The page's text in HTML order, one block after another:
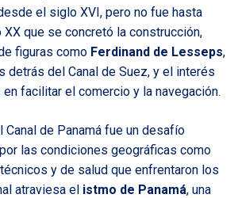
el siglo XVI, pero no fue hasta
que se concretó la construcción,
figuras como Ferdinand de Lesseps,
detrás del Canal de Suez, y el interés
facilitar el comercio y la navegación.
Canal de Panamá fue un desafío
las condiciones geográficas como
y de salud que enfrentaron los
atraviesa el istmo de Panamá, una